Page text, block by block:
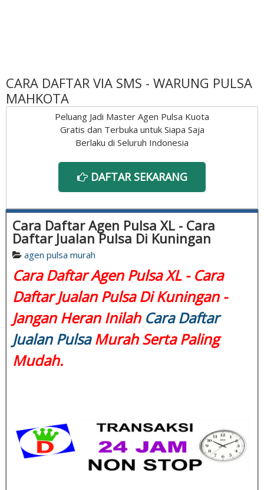
CARA DAFTAR VIA SMS - WARUNG PULSA
MAHKOTA
Peluang Jadi Master Agen Pulsa Kuota
Gratis dan Terbuka untuk Siapa Saja
Berlaku di Seluruh Indonesia
DAFTAR SEKARANG
Cara Daftar Agen Pulsa XL - Cara
Daftar Jualan Pulsa Di Kuningan
agen pulsa murah
Cara Daftar Agen Pulsa XL - Cara
Daftar Jualan Pulsa Di Kuningan -
Jangan Heran Inilah Cara Daftar
Jualan PulsaMurah Serta Paling
Mudah.